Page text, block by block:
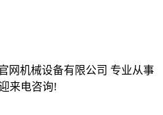
网机械设备有限公司 专业从事
来电咨询!